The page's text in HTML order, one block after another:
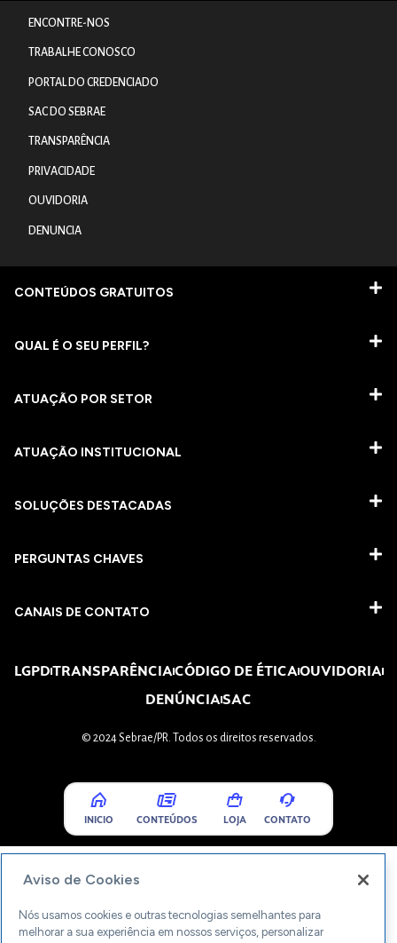
ENCONTRE-NOS
TRABALHE CONOSCO
PORTAL DO CREDENCIADO
SAC DO SEBRAE
TRANSPARÊNCIA
PRIVACIDADE
OUVIDORIA
DENUNCIA
CONTEÚDOS GRATUITOS
QUAL É O SEU PERFIL?
ATUAÇÃO POR SETOR
ATUAÇÃO INSTITUCIONAL
SOLUÇÕES DESTACADAS
PERGUNTAS CHAVES​
CANAIS DE CONTATO
LGPDTRANSPARÊNCIACÓDIGO DE ÉTICAOUVIDORIA
DENÚNCIASAC
© 2024 Sebrae/PR. Todos os direitos reservados.
INICIO CONTEÚDOS LOJA CONTATO
Aviso de Cookies
Nós usamos cookies e outras tecnologias semelhantes para
melhorar a sua experiência em nossos serviços, personalizar